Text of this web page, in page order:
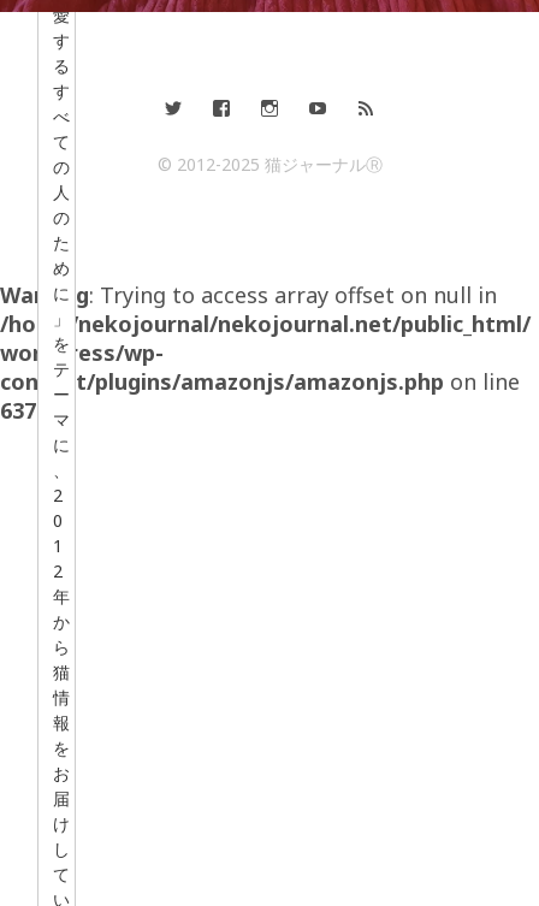
愛
す
る
す
べ
て
の
人
の
た
め
に
」
を
テ
ー
マ
に
、
2
0
1
2
年
か
ら
猫
情
報
を
お
届
け
し
て
い
© 2012-2025 猫ジャーナルⓇ
Warning: Trying to access array offset on null in
/home/nekojournal/nekojournal.net/public_html/
wordpress/wp-
content/plugins/amazonjs/amazonjs.php on line
637